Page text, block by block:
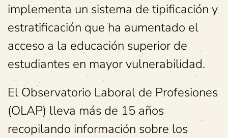
implementa un sistema de tipificación y
estratificación que ha aumentado el
acceso a la educación superior de
estudiantes en mayor vulnerabilidad.
El Observatorio Laboral de Profesiones
(OLAP) lleva más de 15 años
recopilando información sobre los